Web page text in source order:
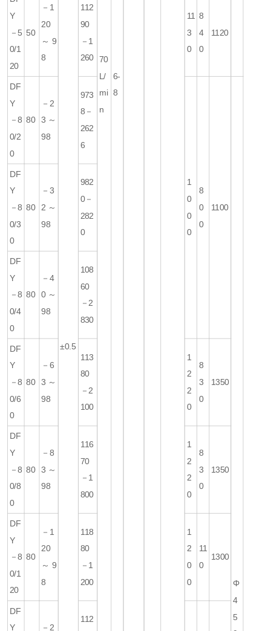
70
L/
mi
n
6-
8
±0.5
Y
－5
0/1
20
50
－1
20
～9
8
112
90
－1
260
11
3
0
8
4
0
1120
DF
Y
－8
0/2
0
80
－2
3～
98
973
8－
262
6
1
0
0
0
8
0
0
1100
Φ
4
5
DF
Y
－8
0/3
0
80
－3
2～
98
982
0－
282
0
DF
Y
－8
0/4
0
80
－4
0～
98
108
60
－2
830
DF
Y
－8
0/6
0
80
－6
3～
98
113
80
－2
100
1
2
2
0
8
3
0
1350
DF
Y
－8
0/8
0
80
－8
3～
98
116
70
－1
800
1
2
2
0
8
3
0
1350
DF
Y
－8
0/1
20
80
－1
20
～9
8
118
80
－1
200
1
2
0
0
11
0
1300
DF
Y －2
112